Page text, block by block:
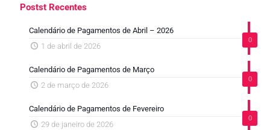
Postst Recentes
0
Calendário de Pagamentos de Abril – 2026
1 de abril de 2026
0
Calendário de Pagamentos de Março
2 de março de 2026
0
Calendário de Pagamentos de Fevereiro
29 de janeiro de 2026